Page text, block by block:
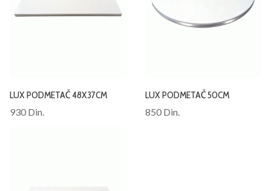
LUX PODMETAČ 48X37CM
930 Din.
LUX PODMETAČ 50CM
850 Din.